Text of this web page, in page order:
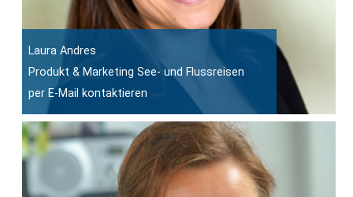
Laura Andres
Produkt & Marketing See- und Flussreisen
per E-Mail kontaktieren